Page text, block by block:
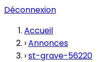
Déconnexion
Accueil
›Annonces
›st-grave-56220